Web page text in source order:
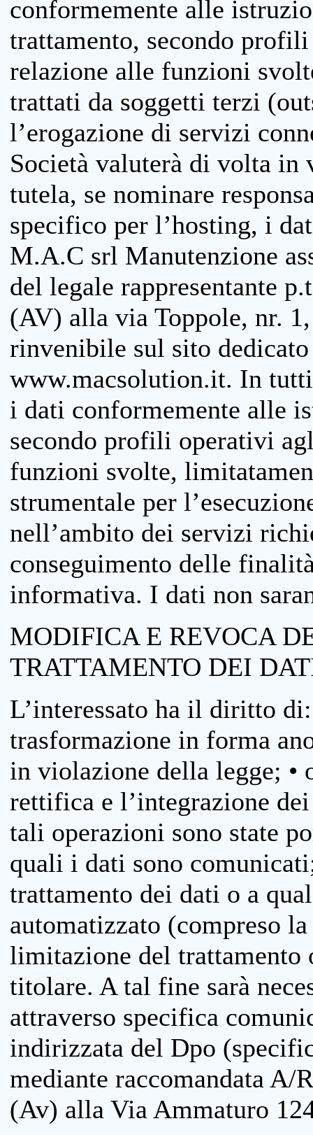
conformemente alle
trattamento, secondo
relazione alle funzioni
trattati da soggetti terzi
l’erogazione di servizi
Società valuterà di volta in
tutela, se nominare
specifico per l’hosting, i
M.A.C srl Manutenzione
del legale rappresentante
(AV) alla via Toppole, nr.
rinvenibile sul sito
www.macsolution.it. In
i dati conformemente alle
secondo profili operativi
funzioni svolte,
strumentale per
nell’ambito dei servizi
conseguimento delle
informativa. I dati non
MODIFICA E REVOCA
TRATTAMENTO DEI
L’interessato ha il diritto
trasformazione in forma
in violazione della legge; •
rettifica e l’integrazione
tali operazioni sono state
quali i dati sono
trattamento dei dati o a
automatizzato (compreso
limitazione del trattamento
titolare. A tal fine sarà
attraverso specifica
indirizzata del Dpo
mediante raccomandata
(Av) alla Via Ammaturo